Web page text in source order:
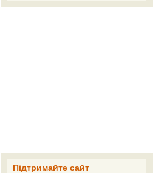
Підтримайте сайт